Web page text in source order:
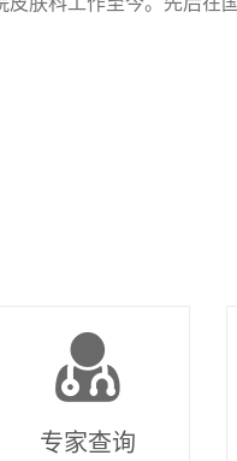
专家查询